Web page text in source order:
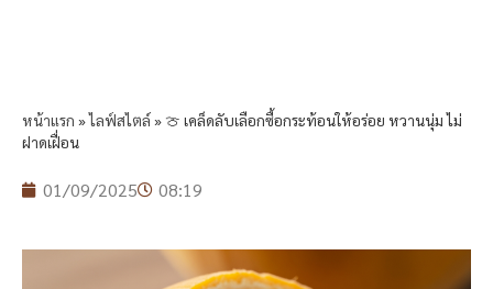
หน้าแรก »ไลฟ์สไตล์» 🍈 เคล็ดลับเลือกซื้อกระท้อนให้อร่อย หวานนุ่ม ไม่
ฝาดเฝื่อน
01/09/2025 08:19